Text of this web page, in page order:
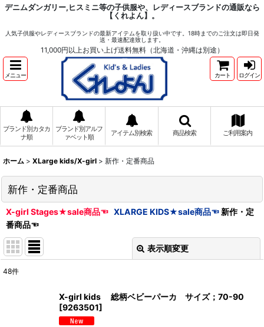
デニムダンガリー,ヒスミニ等の子供服や、レディースブランドの通販なら
【くれよん】。
人気子供服やレディースブランドの最新アイテムを取り扱い中です。18時までのご注文は即日発
送・最速配達致します。
11,000円以上お買い上げ送料無料（北海道・沖縄は別途）
メニュー カート ログイン
ブランド別カタカ
ナ順
ブランド別アルフ
ァベット順
アイテム別検索 商品検索 ご利用案内
ホーム > XLarge kids/X-girl > 新作・定番商品
新作・定番商品
X-girl Stages★sale商品☜ XLARGE KIDS★sale商品☜ 新作・定
番商品☜
表示順変更
48件
X-girl kids 総柄ベビーパーカ サイズ；70-90
[9263501]